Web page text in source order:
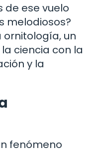
de ese vuelo
melodiosos?
un
ciencia con la
y la
fenómeno